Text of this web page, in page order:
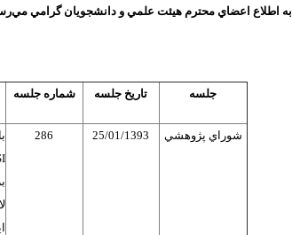
به‌ اطلاع اعضاي محترم هيئت علمي و دانشجويان گرامي
جلسه تاريخ جلسه شماره جلسه
شوراي پژوهشي 25/01/1393
286